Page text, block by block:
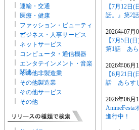
運輸・交通
医療・健康
ファッション・ビューティ
ー
ビジネス・人事サービス
ネットサービス
コンピュータ・通信機器
エンタテインメント・音楽
関連
その他非製造業
その他製造業
その他サービス
その他
【7月12日
話。』第2
2026年07
【7月5日(
第1話 あら
2026年06
【6月21日
話 あらす
2026年06
進行中！